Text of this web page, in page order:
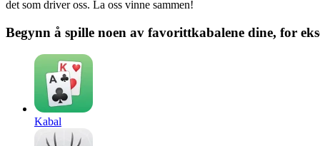
det som driver oss. La oss vinne sammen!
Begynn å spille noen av favorittkabalene dine, for
Kabal